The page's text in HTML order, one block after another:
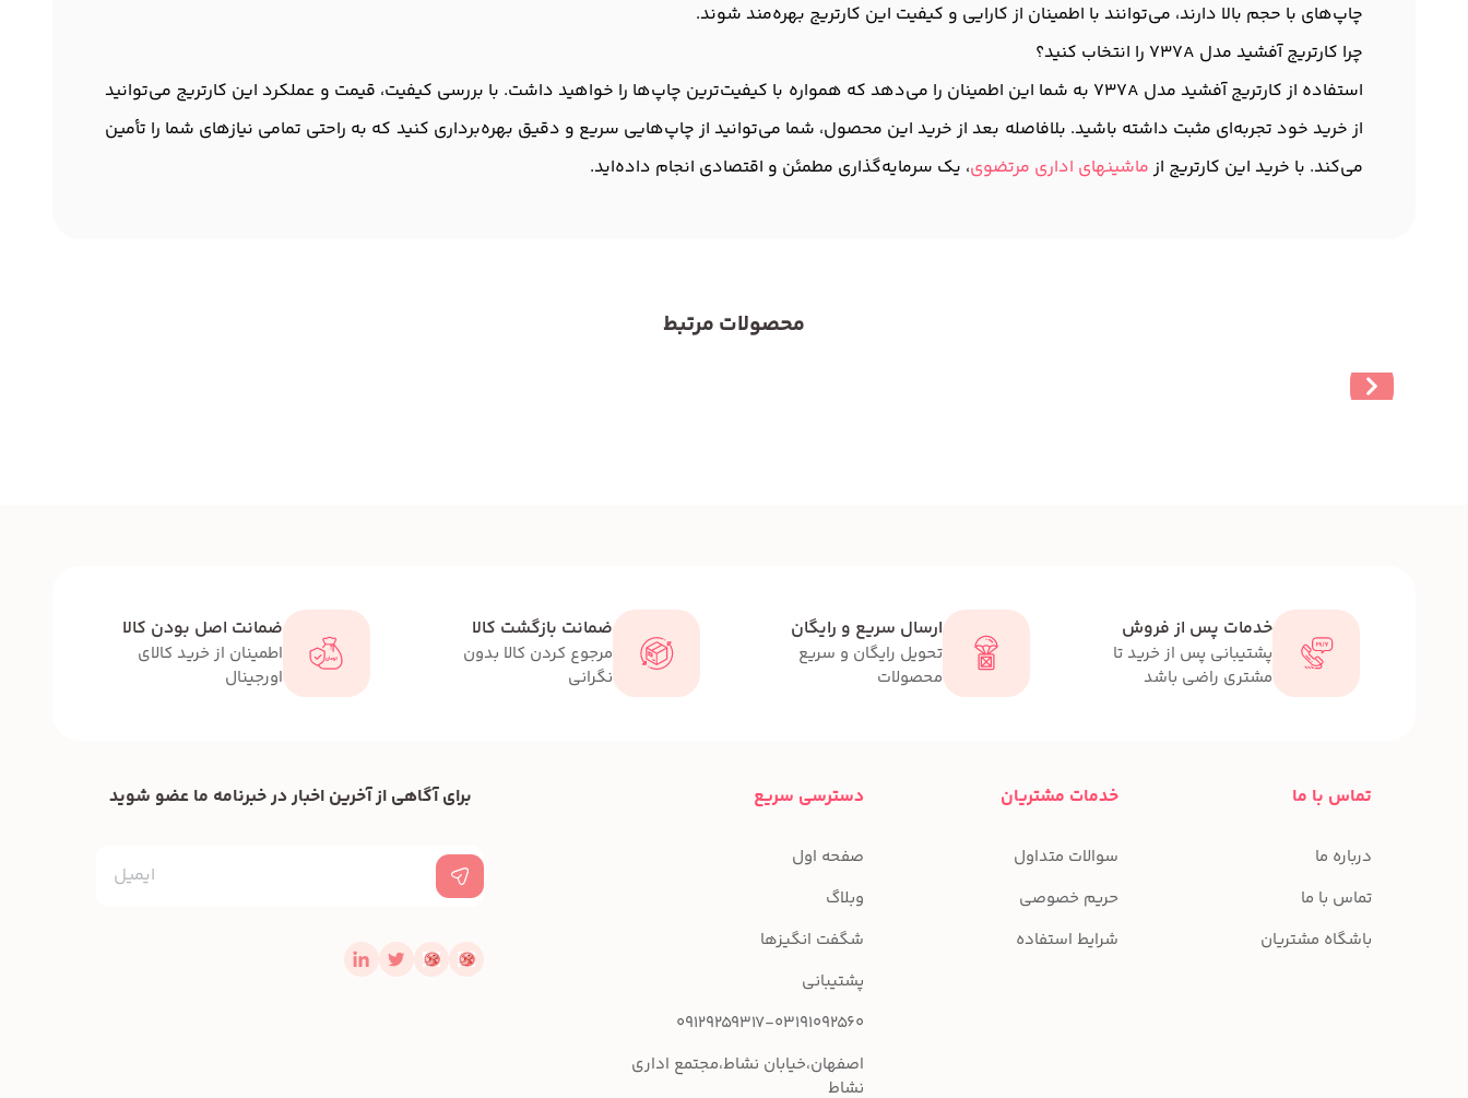
چاپ‌های با حجم بالا دارند، می‌توانند با اطمینان از کارایی و کیفیت این کارتریج بهره‌مند شوند.
چرا کارتریج آفشید مدل 737A را انتخاب کنید؟
استفاده از کارتریج آفشید مدل 737A به شما این اطمینان را می‌دهد که همواره با کیفیت‌ترین چاپ‌ها را خواهید داشت. با بررسی کیفیت، قیمت و عملکرد این کارتریج می‌توانید
از خرید خود تجربه‌ای مثبت داشته باشید. بلافاصله بعد از خرید این محصول، شما می‌توانید از چاپ‌هایی سریع و دقیق بهره‌برداری کنید که به راحتی تمامی نیازهای شما را تأمین
می‌کند. با خرید این کارتریج ازماشینهای اداری مرتضوی، یک سرمایه‌گذاری مطمئن و اقتصادی انجام داده‌اید.
محصولات مرتبط
خدمات پس از فروش
پشتیبانی پس از خرید تا
مشتری راضی باشد
ارسال سریع و رایگان
تحویل رایگان و سریع
محصولات
ضمانت بازگشت کالا
مرجوع کردن کالا بدون
نگرانی
ضمانت اصل بودن کالا
اطمینان از خرید کالای
اورجینال
تماس با ما
درباره ما
تماس با ما
باشگاه مشتریان
خدمات مشتریان
سوالات متداول
حریم خصوصی
شرایط استفاده
دسترسی سریع
صفحه اول
وبلاگ
شگفت انگیزها
پشتیبانی
09129259317-03191092560
اصفهان،خیابان نشاط،مجتمع اداری
نشاط
برای آگاهی از آخرین اخبار در خبرنامه ما عضو شوید